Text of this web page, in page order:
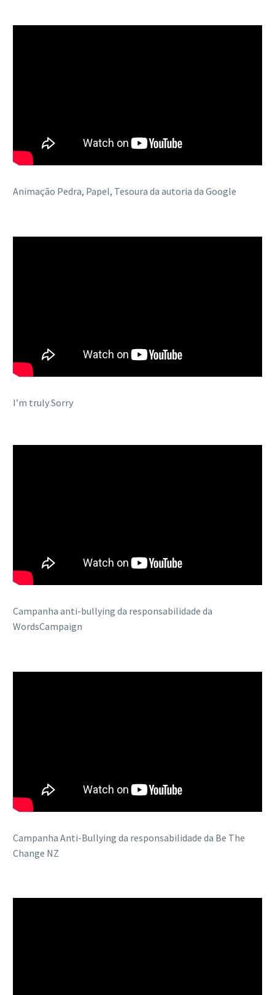
Animação Pedra, Papel, Tesoura da autoria da Google
I’m truly Sorry
Campanha anti-bullying da responsabilidade da
WordsCampaign
Campanha Anti-Bullying da responsabilidade da Be The
Change NZ